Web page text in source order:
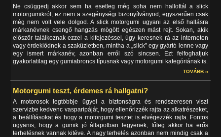
Ne csüggedj akkor sem ha esetleg még soha nem hallottál a slick
motorgumikról, ez nem a szegénységi bizonyítványod, egyszerűen csak
még nem volt vele dolgod. A slick motorgumi ugyani az első hallásra
márkanévnek csengő hangzás mögött egészen mást rejt. Sokan, akik
először találkoznak ezzel a kifejezéssel, úgy keresnek rá az interneten
vagy érdeklődnek a szaküzletben, mintha a „slick” egy gyártó lenne vagy
egy ismert márkanév, azonban erről szó sincsen. Ezt felfoghatjuk
gyakorlatilag egy gumiabroncs típusnak vagy motorgumi kategóriának is.
TOVÁBB ››
Motorgumi teszt, érdemes rá hallgatni?
A motorosok legtöbbje ügyel a biztonságra és rendszeresen viszi
szervizbe kedvenc vasparipáját, hogy ellenőrizzék rajta az alkatrészeket,
a beállításokat és hogy a motorgumi tesztet is elvégezzék rajta. Fontos
ugyanis, hogy a gumik jó állapotban legyenek, főleg akkor ha erős
terhelésnek vannak kitéve. A nagy terhelés azonban nem mindig csak a